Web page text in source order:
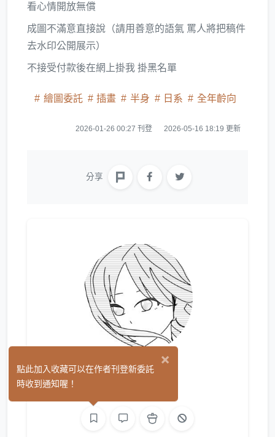
看心情開放無償
成圖不滿意直接說（請用善意的語氣 罵人將把稿件
去水印公開展示）
不接受付款後在網上掛我 掛黑名單
繪圖委託 插畫 半身 日系 全年齡向
2026-01-26 00:27 刊登 2026-05-16 18:19 更新
分享
玧努 (3)
×
點此加入收藏可以在作者刊登新委託
時收到通知喔！